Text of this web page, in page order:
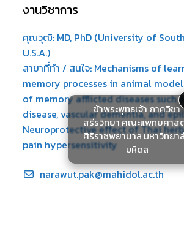
ข้าพระพุทธเจ้า ภาควิชา
สรีรวิทยา คณะแพทยศาส
ศิริราชพยาบาล มหาวิทยา
มหิดล
งานวิชาการ
คุณวุฒิ: MD, PhD (University of
U.S.A.)
สาขาที่ทำ / สนใจ: Mechanisms of
memory processes in animal
of memory afflicted diseases such
disease, vascular dementia, and
Neuroprotective effect of Thai
pain hypersensitivity
narawut.pak@mahidol.ac.th